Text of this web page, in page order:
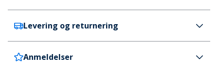
SKECHERS
SKECHERS Herre Track Sneakers Olive
Farve
Mørkegrøn
Levering og returnering
Danmark
59 kr. (700 kr.+ GRATIS)
Anmeldelser